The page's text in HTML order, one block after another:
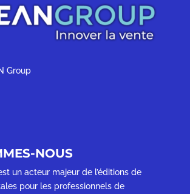
Group
NOUS
un acteur majeur de l’éditions de
pour les professionnels de